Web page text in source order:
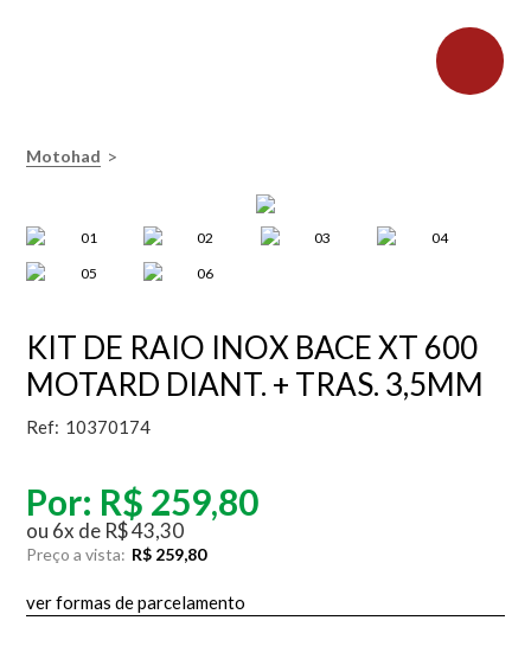
Motohad >
KIT DE RAIO INOX BACE XT 600
MOTARD DIANT. + TRAS. 3,5MM
Ref: 10370174
Por: R$ 259,80
ou 6x de R$ 43,30
Preço a vista: R$ 259,80
ver formas de parcelamento